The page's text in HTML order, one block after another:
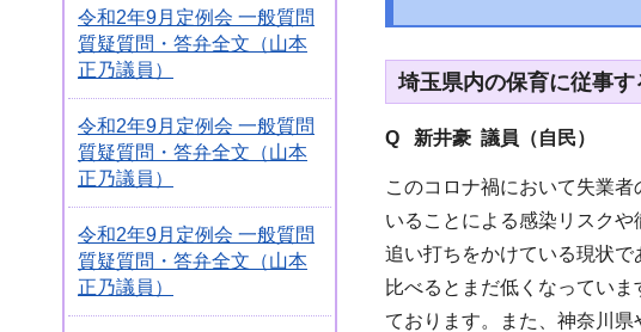
令和2年9月定例会 一般質問
質疑質問・答弁全文（山本
正乃議員）
令和2年9月定例会 一般質問
質疑質問・答弁全文（山本
正乃議員）
令和2年9月定例会 一般質問
質疑質問・答弁全文（山本
正乃議員）
埼玉県内の保育に従事
Q 新井豪 議員（自民）
このコロナ禍において失業
いることによる感染リスク
追い打ちをかけている現状
比べるとまだ低くなってい
ております。また、神奈川